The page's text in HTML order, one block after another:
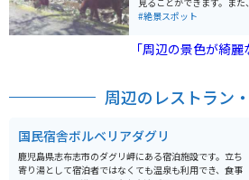
60度周りを見渡すことがで
#絶景スポット
「周辺の景色が綺
周辺のレストラン
国民宿舎ボルベリアダグリ
鹿児島県志布志市のダグリ岬にある宿泊施設です。立ち
寄り湯として宿泊者ではなくても温泉も利用でき、食事